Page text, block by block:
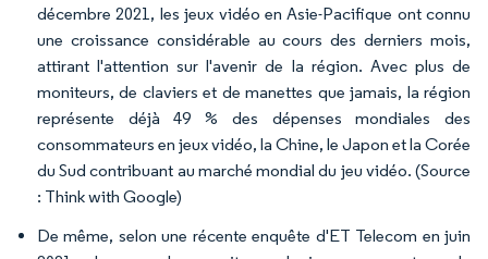
décembre 2021, les jeux vidéo en Asie-Pacifique ont connu
une croissance considérable au cours des derniers mois,
attirant l'attention sur l'avenir de la région. Avec plus de
moniteurs, de claviers et de manettes que jamais, la région
représente déjà 49 % des dépenses mondiales des
consommateurs en jeux vidéo, la Chine, le Japon et la Corée
du Sud contribuant au marché mondial du jeu vidéo. (Source
: Think with Google)
De même, selon une récente enquête d'ET Telecom en juin